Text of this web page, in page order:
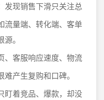
发现销售下滑只关注总
流量端、转化端、客单
。
、客服响应速度、物流
产生复购和口碑。
盯着竞品、爆款，却没